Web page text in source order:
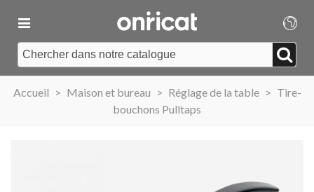
Accueil > Maison et bureau > Réglage de la table > Tire-
bouchons Pulltaps